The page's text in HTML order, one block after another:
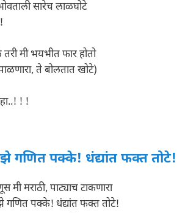
सारेच लाळघोटे
मी भयभीत फार होतो
ते बोलतात खोटे)
! !
गणित पक्के! धंद्यांत फक्त तोटे!
मी मराठी, पाट्याच टाकणारा
गणित पक्के! धंद्यांत फक्त तोटे!